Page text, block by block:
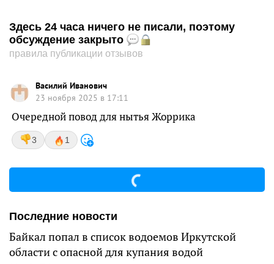
Здесь 24 часа ничего не писали, поэтому
обсуждение закрыто
правила публикации отзывов
Василий Иванович
23 ноября 2025 в 17:11
Очередной повод для нытья Жоррика
3 1
Последние новости
Байкал попал в список водоемов Иркутской
области с опасной для купания водой